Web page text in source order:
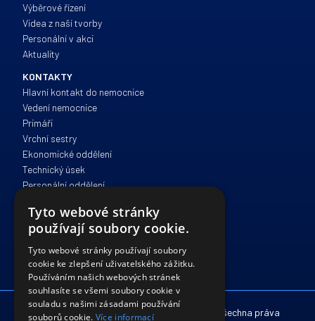
Výběrové řízení
Videa z naší tvorby
Personální v akci
Aktuality
KONTAKTY
Hlavní kontakt do nemocnice
Vedení nemocnice
Primáři
Vrchní sestry
Ekonomické oddělení
Technický úsek
Personální oddělení
Správa a provoz
IT oddělení
Právní oddělení
© 2012 - 2026 Nemocnice Havlíčkův Brod. Všechna práva
Tyto webové stránky
používají soubory cookie.
Tyto webové stránky používají soubory
cookie ke zlepšení uživatelského zážitku.
Používáním našich webových stránek
souhlasíte se všemi soubory cookie v
souladu s našimi zásadami používání
souborů cookie. Více informací